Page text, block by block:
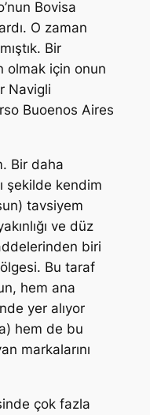
Bovisa
O zaman
Bir
olmak için onun
Navigli
Buoenos Aires
Bir daha
şekilde kendim
tavsiyem
ve düz
biri
Bu taraf
hem ana
yer alıyor
hem de bu
markalarını
çok fazla